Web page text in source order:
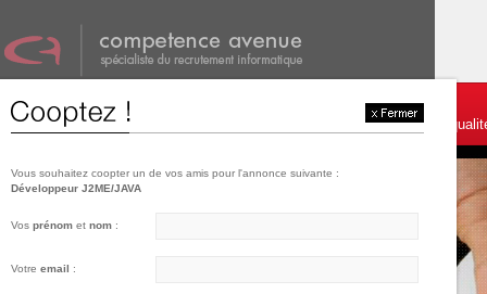
001
Témoignages et services
003
Charte de
Vous souhaitez coopter un de vos amis pour l'annonce suivante :
Développeur J2ME/JAVA
Vos prénom et nom :
Votre email :